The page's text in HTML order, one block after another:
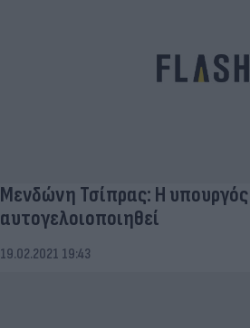
Μενδώνη Τσίπρας: Η
αυτογελοιοποιηθεί
19.02.2021 19:43